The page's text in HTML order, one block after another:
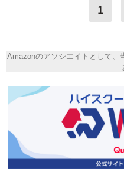
1
Amazonのアソシエイトとして、